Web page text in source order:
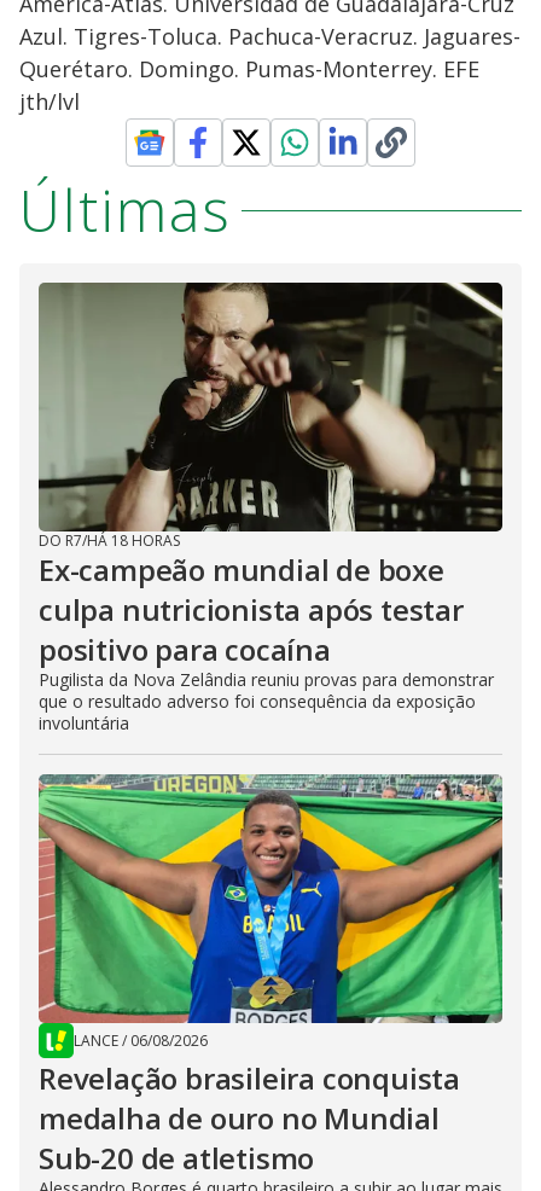
Azul. Tigres-Toluca. Pachuca-Veracruz. Jaguares-
Querétaro. Domingo. Pumas-Monterrey. EFE
jth/lvl
Últimas
DO R7/HÁ 18 HORAS
Ex-campeão mundial de boxe
culpa nutricionista após testar
positivo para cocaína
Pugilista da Nova Zelândia reuniu provas para demonstrar
que o resultado adverso foi consequência da exposição
involuntária
LANCE/ 06/08/2026
Revelação brasileira conquista
medalha de ouro no Mundial
Sub-20 de atletismo